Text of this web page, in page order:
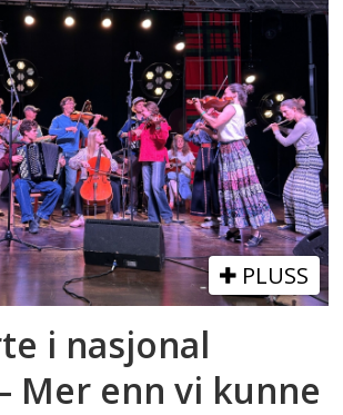
PLUSS
i nasjonal
Mer enn vi kunne